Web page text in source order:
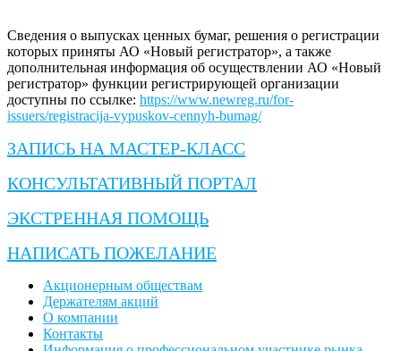
Сведения о выпусках ценных бумаг, решения о регистрации
которых приняты АО «Новый регистратор», а также
дополнительная информация об осуществлении АО «Новый
регистратор» функции регистрирующей организации
доступны по ссылке: https://www.newreg.ru/for-
issuers/registracija-vypuskov-cennyh-bumag/
ЗАПИСЬ НА МАСТЕР-КЛАСС
КОНСУЛЬТАТИВНЫЙ ПОРТАЛ
ЭКСТРЕННАЯ ПОМОЩЬ
НАПИСАТЬ ПОЖЕЛАНИЕ
Акционерным обществам
Держателям акций
О компании
Контакты